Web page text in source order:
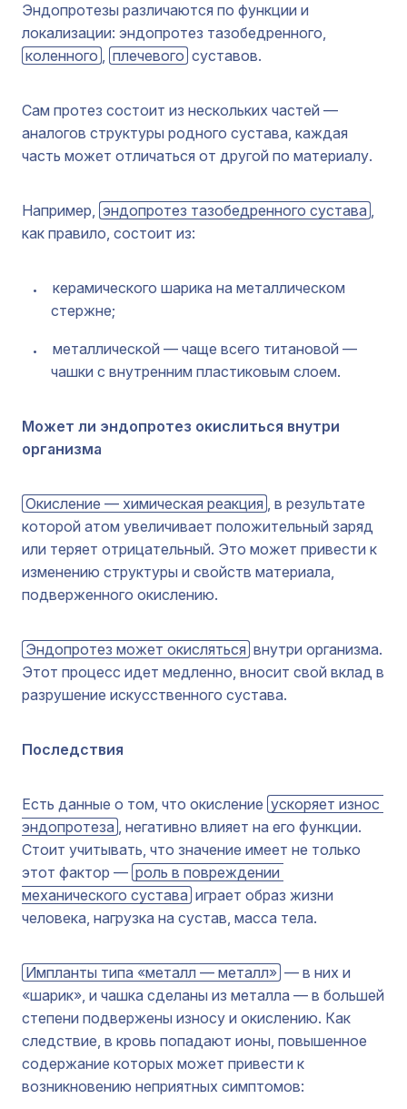
Эндопротезы различаются по функции и
локализации: эндопротез тазобедренного,
коленного , плечевого суставов.
Сам протез состоит из нескольких частей —
аналогов структуры родного сустава, каждая
часть может отличаться от другой по материалу.
Например, эндопротез тазобедренного сустава ,
как правило, состоит из:
керамического шарика на металлическом
стержне;
металлической — чаще всего титановой —
чашки с внутренним пластиковым слоем.
Может ли эндопротез окислиться внутри
организма
Окисление — химическая реакция , в результате
которой атом увеличивает положительный заряд
или теряет отрицательный. Это может привести к
изменению структуры и свойств материала,
подверженного окислению.
Эндопротез может окисляться внутри организма.
Этот процесс идет медленно, вносит свой вклад в
разрушение искусственного сустава.
Последствия
Есть данные о том, что окисление ускоряет износ
эндопротеза , негативно влияет на его функции.
Стоит учитывать, что значение имеет не только
этот фактор — роль в повреждении
механического сустава играет образ жизни
человека, нагрузка на сустав, масса тела.
Импланты типа «металл — металл» — в них и
«шарик», и чашка сделаны из металла — в большей
степени подвержены износу и окислению. Как
следствие, в кровь попадают ионы, повышенное
содержание которых может привести к
возникновению неприятных симптомов: